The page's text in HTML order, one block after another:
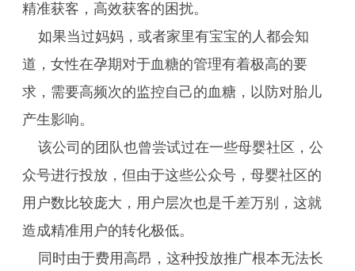
精准获客，高效获客的困扰。
如果当过妈妈，或者家里有宝宝的人都会知
道，女性在孕期对于血糖的管理有着极高的要
求，需要高频次的监控自己的血糖，以防对胎儿
产生影响。
该公司的团队也曾尝试过在一些母婴社区，公
众号进行投放，但由于这些公众号，母婴社区的
用户数比较庞大，用户层次也是千差万别，这就
造成精准用户的转化极低。
同时由于费用高昂，这种投放推广根本无法长